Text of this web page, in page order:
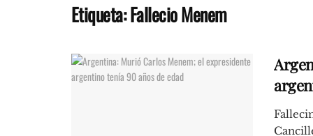
Etiqueta:Fallecio Menem